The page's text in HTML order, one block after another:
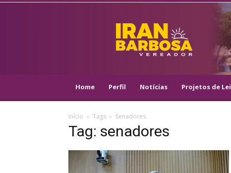
IRAN
BARBOSA
–
VEREADOR
–
Home Perfil Notícias Projetos de Lei
Início Tags Senadores
Tag: senadores